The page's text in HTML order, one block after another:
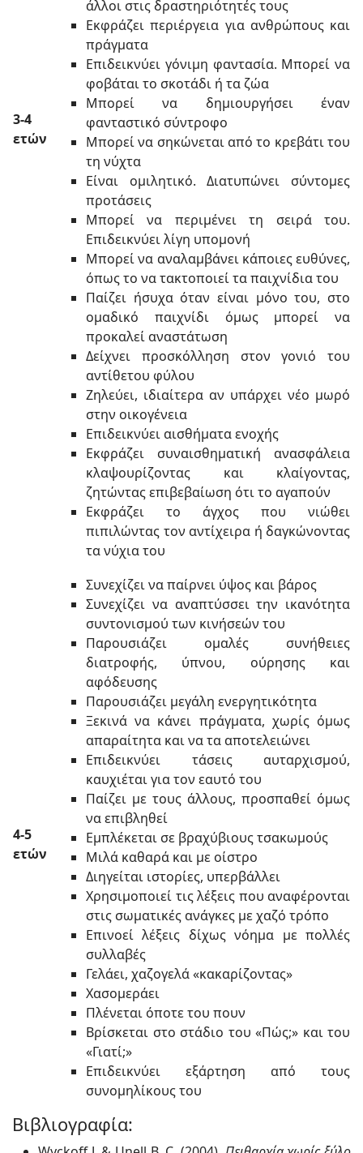
3-4
ετών
άλλοι στις δραστηριότητές τους
Εκφράζει περιέργεια για ανθρώπους και
πράγματα
Επιδεικνύει γόνιμη φαντασία. Μπορεί να
φοβάται το σκοτάδι ή τα ζώα
Μπορεί να δημιουργήσει έναν
φανταστικό σύντροφο
Μπορεί να σηκώνεται από το κρεβάτι του
τη νύχτα
Είναι ομιλητικό. Διατυπώνει σύντομες
προτάσεις
Μπορεί να περιμένει τη σειρά του.
Επιδεικνύει λίγη υπομονή
Μπορεί να αναλαμβάνει κάποιες ευθύνες,
όπως το να τακτοποιεί τα παιχνίδια του
Παίζει ήσυχα όταν είναι μόνο του, στο
ομαδικό παιχνίδι όμως μπορεί να
προκαλεί αναστάτωση
Δείχνει προσκόλληση στον γονιό του
αντίθετου φύλου
Ζηλεύει, ιδιαίτερα αν υπάρχει νέο μωρό
στην οικογένεια
Επιδεικνύει αισθήματα ενοχής
Εκφράζει συναισθηματική ανασφάλεια
κλαψουρίζοντας και κλαίγοντας,
ζητώντας επιβεβαίωση ότι το αγαπούν
Εκφράζει το άγχος που νιώθει
πιπιλώντας τον αντίχειρα ή δαγκώνοντας
τα νύχια του
4-5
ετών
Συνεχίζει να παίρνει ύψος και βάρος
Συνεχίζει να αναπτύσσει την ικανότητα
συντονισμού των κινήσεών του
Παρουσιάζει ομαλές συνήθειες
διατροφής, ύπνου, ούρησης και
αφόδευσης
Παρουσιάζει μεγάλη ενεργητικότητα
Ξεκινά να κάνει πράγματα, χωρίς όμως
απαραίτητα και να τα αποτελειώνει
Επιδεικνύει τάσεις αυταρχισμού,
καυχιέται για τον εαυτό του
Παίζει με τους άλλους, προσπαθεί όμως
να επιβληθεί
Εμπλέκεται σε βραχύβιους τσακωμούς
Μιλά καθαρά και με οίστρο
Διηγείται ιστορίες, υπερβάλλει
Χρησιμοποιεί τις λέξεις που αναφέρονται
στις σωματικές ανάγκες με χαζό τρόπο
Επινοεί λέξεις δίχως νόημα με πολλές
συλλαβές
Γελάει, χαζογελά «κακαρίζοντας»
Χασομεράει
Πλένεται όποτε του πουν
Βρίσκεται στο στάδιο του «Πώς;» και του
«Γιατί;»
Επιδεικνύει εξάρτηση από τους
συνομηλίκους του
Βιβλιογραφία: